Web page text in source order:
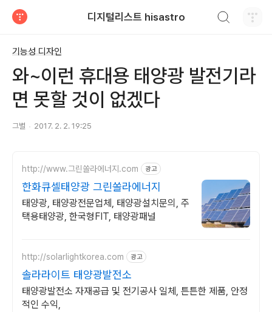
디지털리스트 hisastro
기능성 디자인
와~이런 휴대용 태양광 발전기라
면 못할 것이 없겠다
그별 2017. 2. 2. 19:25
http://www.그린쏠라에너지.com 광고
한화큐셀태양광 그린쏠라에너지
태양광, 태양광전문업체, 태양광설치문의, 주
택용태양광, 한국형FIT, 태양광패널
http://solarlightkorea.com 광고
솔라라이트 태양광발전소
태양광발전소 자재공급 및 전기공사 일체, 튼튼한 제품, 안정
적인 수익,